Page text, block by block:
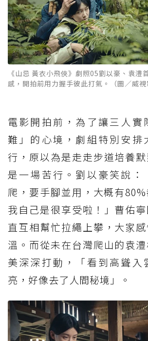
《山忌 黃衣小飛俠》劇照05劉以豪、袁澧
感，開拍前用力握手彼此打氣。（圖／威視
電影開拍前，為了讓三人實
難」的心境，劇組特別安排
行，原以為是走走步道培養
是一場苦行。劉以豪笑說：
爬，要手腳並用，大概有80%
我自己是很享受啦！」曹佑
直互相幫忙拉繩上攀，大家
溫。而從未在台灣爬山的袁
美深深打動，「看到高聳入
亮，好像去了人間秘境」。